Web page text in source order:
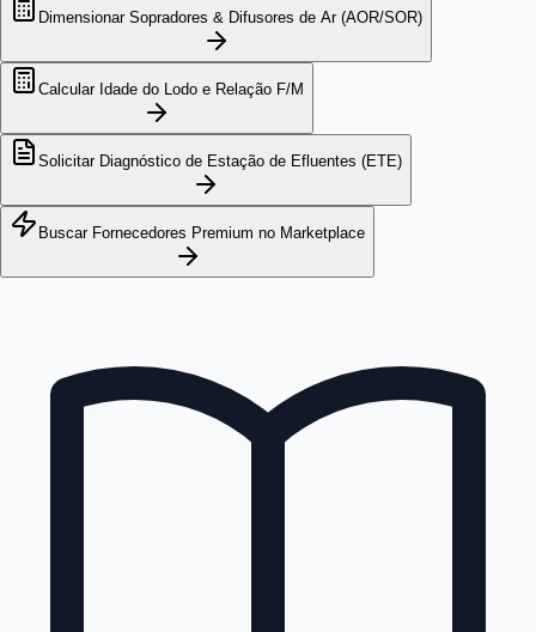
Dimensionar Sopradores & Difusores de Ar (AOR/SOR)
Calcular Idade do Lodo e Relação F/M
Solicitar Diagnóstico de Estação de Efluentes (ETE)
Buscar Fornecedores Premium no Marketplace